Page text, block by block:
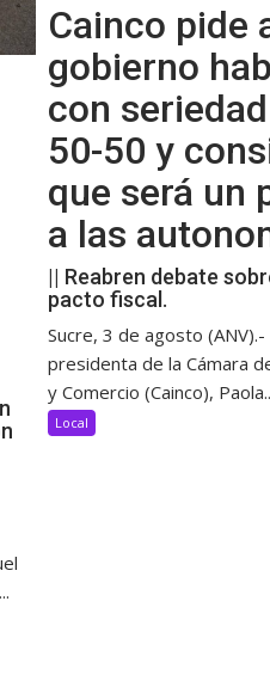
Cainco pide
gobierno
con
50-50 y
que será un
a las
|| Reabren debate
pacto fiscal.
Sucre, 3 de agosto (ANV).-
presidenta de la Cámara
y Comercio (Cainco),
Local